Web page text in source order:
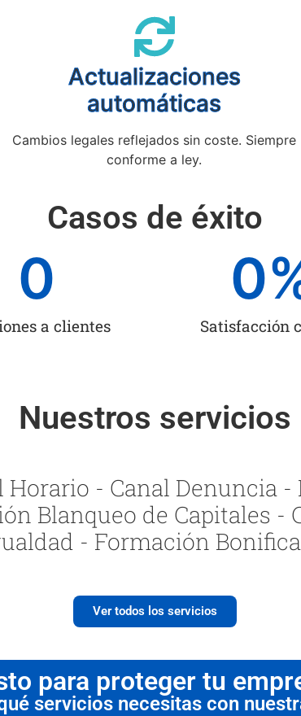
Actualizaciones
automáticas
Cambios legales reflejados sin coste. Siempre
conforme a ley.
Casos de éxito
a clientes
0
Satisfacción
0
Nuestros servicios
Horario - Canal Denuncia
Blanqueo de Capitales -
- Formación
Ver todos los servicios
para proteger tu
servicios necesitas con